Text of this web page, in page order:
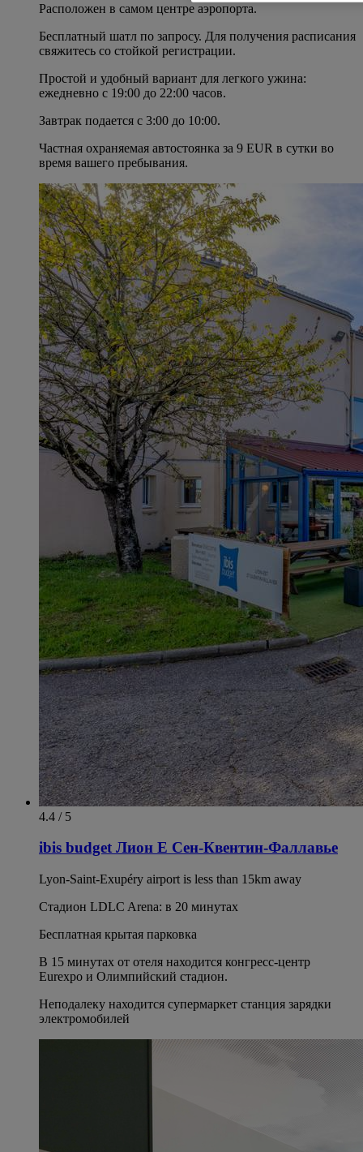
Расположен в самом центре аэропорта.
Бесплатный шатл по запросу. Для получения расписания
свяжитесь со стойкой регистрации.
Простой и удобный вариант для легкого ужина:
ежедневно с 19:00 до 22:00 часов.
Завтрак подается с 3:00 до 10:00.
Частная охраняемая автостоянка за 9 EUR в сутки во
время вашего пребывания.
4.4 / 5
ibis budget Лион Е Сен-Квентин-Фаллавье
Lyon-Saint-Exupéry airport is less than 15km away
Стадион LDLC Arena: в 20 минутах
Бесплатная крытая парковка
В 15 минутах от отеля находится конгресс-центр
Eurexpo и Олимпийский стадион.
Неподалеку находится супермаркет станция зарядки
электромобилей